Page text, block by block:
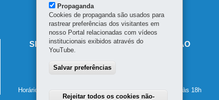
Navegação
principal
SECRETARIA DE ESTADO DA EDUCAÇÃO
80610-011-Curitiba
Horário de atendimento: de segunda a sexta-feira, das 8h às 18h
Propaganda
Cookies de propaganda são usados para
rastrear preferências dos visitantes em
nosso Portal relacionadas com vídeos
institucionais exibidos através do
YouTube.
Salvar preferências
Rejeitar todos os cookies não-